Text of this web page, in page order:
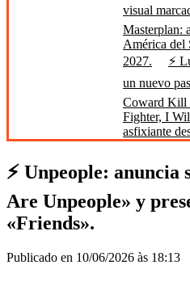
visual
Masterplan:
América del
2027.
⚡
un nuevo
Coward Kill
Fighter, I
asfixiante
⚡ Unpeople: anuncia
Are Unpeople» y
«Friends».
Publicado en 10/06/2026 às 18:13